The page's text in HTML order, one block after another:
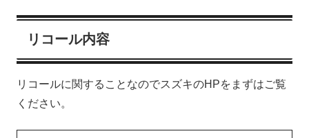
リコール内容
リコールに関することなのでスズキのHPをまずはご覧
ください。